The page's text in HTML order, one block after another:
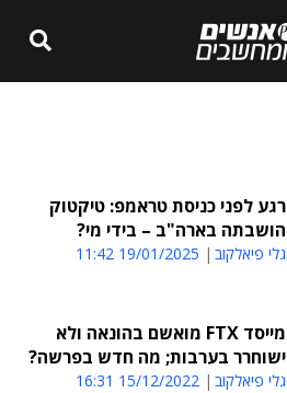
רגע לפני כניסת טראמפ: טיקטוק
הושבתה בארה"ב – בידי מי?
גלי פיאלקוב 19/01/2025 11:42
מייסד FTX מואשם בהונאה ולא
ישוחרר בערבות; מה חדש בפרשה?
גלי פיאלקוב 15/12/2022 16:31